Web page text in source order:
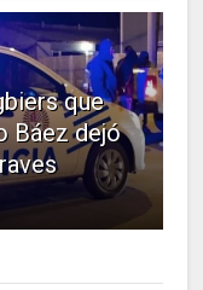
que
Báez dejó